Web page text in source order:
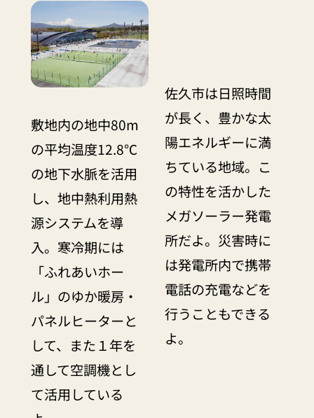
敷地内の地中80m
の平均温度12.8℃
の地下水脈を活用
し、地中熱利用熱
源システムを導
入。寒冷期には
「ふれあいホー
ル」のゆか暖房・
パネルヒーターと
して、また１年を
通して空調機とし
て活用している
佐久市は日照時間
が長く、豊かな太
陽エネルギーに満
ちている地域。こ
の特性を活かした
メガソーラー発電
所だよ。災害時に
は発電所内で携帯
電話の充電などを
行うこともできる
よ。